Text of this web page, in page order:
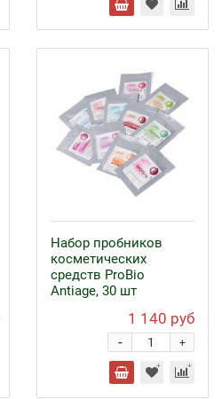
Набор пробников
косметических
средств ProBio
Antiage, 30 шт
1 140 руб
+
-